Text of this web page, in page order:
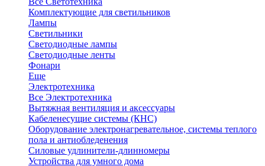
Комплектующие для светильников
Лампы
Светильники
Светодиодные лампы
Светодиодные ленты
Фонари
Еще
Электротехника
Все Электротехника
Вытяжная вентиляция и аксессуары
Кабеленесущие системы (КНС)
Оборудование электронагревательное, системы теплого
пола и антиобледенения
Силовые удлинители-длинномеры
Устройства для умного дома